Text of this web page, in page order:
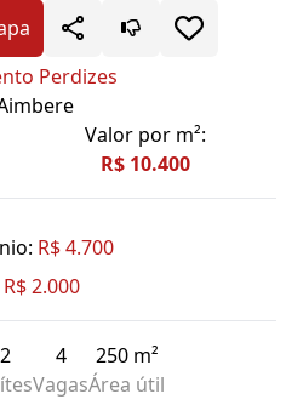
Perdizes
Valor por m²:
R$ 10.400
R$ 4.700
R$ 2.000
2
4
Vagas
250 m²
Área útil